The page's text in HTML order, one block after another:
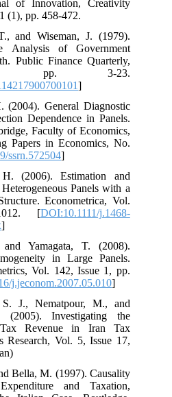
of Innovation, Creativity
(1), pp. 458-472.
and Wiseman, J. (1979).
Analysis of Government
Public Finance Quarterly,
pp. 3-23.
]
(2004). General Diagnostic
Dependence in Panels.
Faculty of Economics,
Papers in Economics, No.
ssrn.572504]
(2006). Estimation and
Panels with a
Econometrica, Vol.
[DOI:10.1111/j.1468-
]
Yamagata, T. (2008).
in Large Panels.
Vol. 142, Issue 1, pp.
j.jeconom.2007.05.010]
S. J., Nematpour, M., and
Investigating the
Revenue in Iran Tax
Research, Vol. 5, Issue 17,
Bella, M. (1997). Causality
and Taxation,